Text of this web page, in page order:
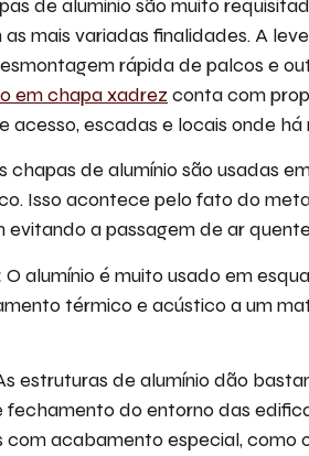
de alumínio são muito
as mais variadas finalidades. A
rápida de palcos e
em chapa xadrez conta com
acesso, escadas e locais onde
chapas de alumínio são usadas
Isso acontece pelo fato do
evitando a passagem de ar
O alumínio é muito usado em
térmico e acústico a um
estruturas de alumínio dão
do entorno das
com acabamento especial, como